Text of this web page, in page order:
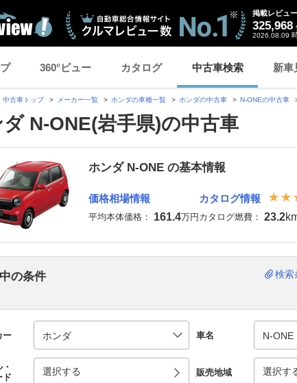
掲載レビュー
325,968
2026.08.09
360°ビュー カタログ 中古車検索 新車
中古車トップ メーカー一覧 ホンダの車種一覧 ホンダの中古車 N-ONEの中古車
N-ONE(岩手県)の中古車
ホンダ N-ONE の基本情報
価格相場情報
平均本体価格： 161.4万円
カタログ情報
カタログ燃費： 23.2
の条件
検索
ー 車名
ド
選択する 販売地域 選択す